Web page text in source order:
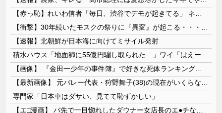
【速報】北朝鮮が日本海に向けてミサイル発射
専門家「日本車はダサい、見てて恥ずかしい」